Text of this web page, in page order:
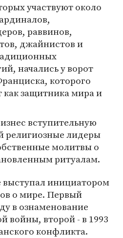
участвуют около
раввинов,
джайнистов и
начались у ворот
которого
защитника мира и
вступительную
религиозные лидеры
молитвы о
ритуалам.
инициатором
о мире. Первый
в ознаменование
войны, второй - в 1993
конфликта.